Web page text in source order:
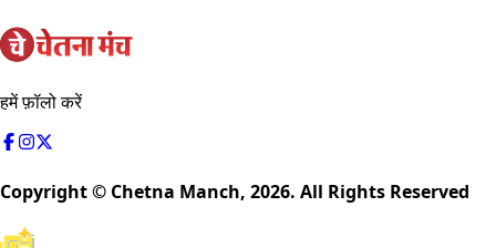
हमें फ़ॉलो करें
Copyright © Chetna Manch, 2026. All Rights Reserved